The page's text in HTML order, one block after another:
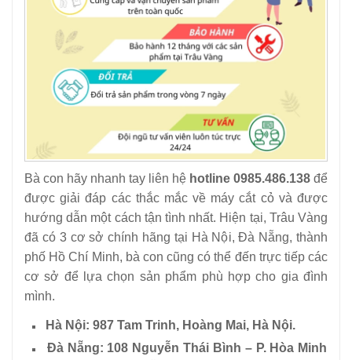
Bà con hãy nhanh tay liên hệ hotline 0985.486.138 để
được giải đáp các thắc mắc về máy cắt cỏ và được
hướng dẫn một cách tận tình nhất. Hiện tại, Trâu Vàng
đã có 3 cơ sở chính hãng tại Hà Nội, Đà Nẵng, thành
phố Hồ Chí Minh, bà con cũng có thể đến trực tiếp các
cơ sở để lựa chọn sản phẩm phù hợp cho gia đình
mình.
Hà Nội: 987 Tam Trinh, Hoàng Mai, Hà Nội.
Đà Nẵng: 108 Nguyễn Thái Bình – P. Hòa Minh